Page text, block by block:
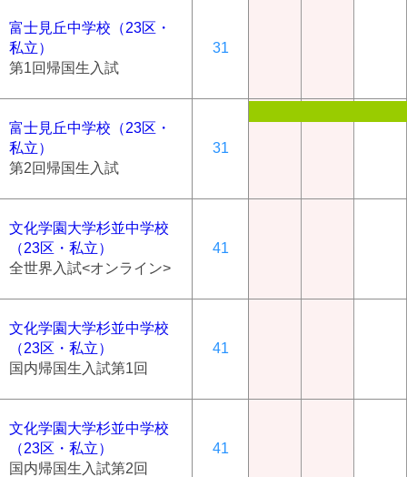
富士見丘中学校（23区・
私立）
第1回帰国生入試
31
富士見丘中学校（23区・
私立）
第2回帰国生入試
31
文化学園大学杉並中学校
（23区・私立）
全世界入試<オンライン>
41
文化学園大学杉並中学校
（23区・私立）
国内帰国生入試第1回
41
文化学園大学杉並中学校
（23区・私立）
国内帰国生入試第2回
41